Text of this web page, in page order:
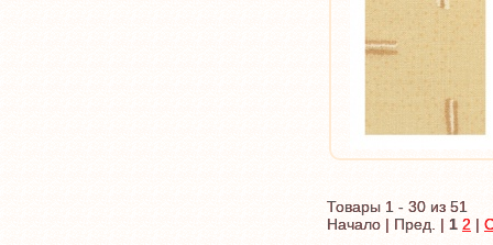
Товары 1 - 30 из 51
Начало | Пред. | 1 2 |